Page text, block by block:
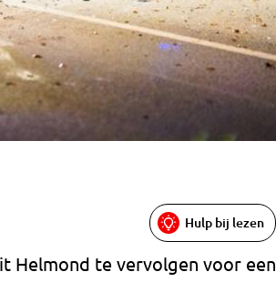
Hulp bij lezen
Helmond te vervolgen voor een